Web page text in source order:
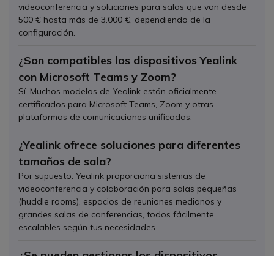
videoconferencia y soluciones para salas que van desde
500 € hasta más de 3.000 €, dependiendo de la
configuración.
¿Son compatibles los dispositivos Yealink
con Microsoft Teams y Zoom?
Sí. Muchos modelos de Yealink están oficialmente
certificados para Microsoft Teams, Zoom y otras
plataformas de comunicaciones unificadas.
¿Yealink ofrece soluciones para diferentes
tamaños de sala?
Por supuesto. Yealink proporciona sistemas de
videoconferencia y colaboración para salas pequeñas
(huddle rooms), espacios de reuniones medianos y
grandes salas de conferencias, todos fácilmente
escalables según tus necesidades.